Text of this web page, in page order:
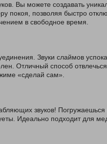
Вы можете создавать
покоя, позволяя быстро
в свободное время.
Звуки слаймов
Отличный способ
«сделай сам».
звуков!
Идеально подходит для